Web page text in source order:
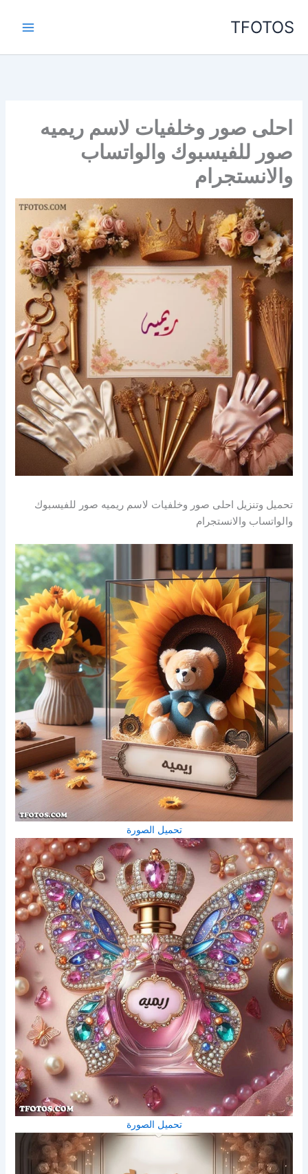
TFOTOS
احلى صور وخلفيات لاسم ريميه
صور للفيسبوك والواتساب
والانستجرام
تحميل وتنزيل احلى صور وخلفيات لاسم ريميه صور للفيسبوك
والواتساب والانستجرام
تحميل الصورة
تحميل الصورة